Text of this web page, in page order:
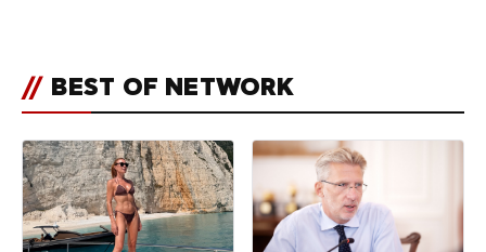
// BEST OF NETWORK